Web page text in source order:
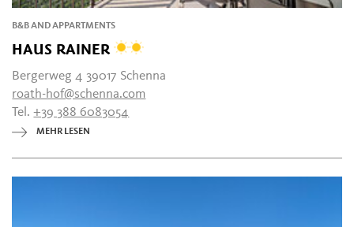
B&B AND APPARTMENTS
HAUS RAINER
Bergerweg 4 39017 Schenna
roath-hof@schenna.com
Tel.+39 388 6083054
MEHR LESEN